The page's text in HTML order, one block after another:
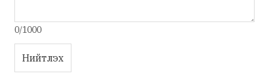
0/1000
Нийтлэх